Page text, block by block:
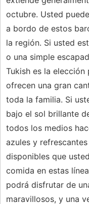
octubre. Usted
a bordo de estos
la región. Si usted
o una simple
Tukish es la
ofrecen una gran
toda la familia. Si
bajo el sol brillante
todos los medios
azules y
disponibles que
comida en estas
podrá disfrutar de
maravillosos, y una